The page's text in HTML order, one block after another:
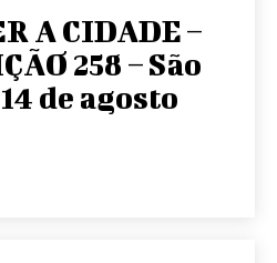
A CIDADE –
258 – São
de agosto